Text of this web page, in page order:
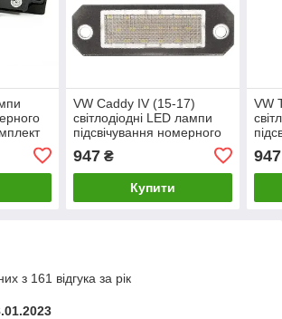
VW Caddy IV (15-17)
світлодіодні LED лампи
підсвічування номерного
Фольцваген Кадді 4
947₴
Купити
VW
Т5
947
з 161 відгука за рік